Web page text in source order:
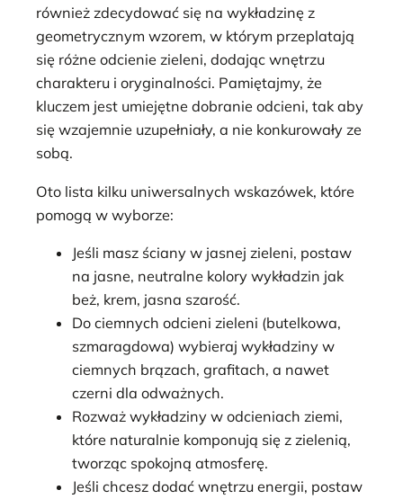
również zdecydować się na wykładzinę z
geometrycznym wzorem, w którym przeplatają
się różne odcienie zieleni, dodając wnętrzu
charakteru i oryginalności. Pamiętajmy, że
kluczem jest umiejętne dobranie odcieni, tak aby
się wzajemnie uzupełniały, a nie konkurowały ze
sobą.
Oto lista kilku uniwersalnych wskazówek, które
pomogą w wyborze:
Jeśli masz ściany w jasnej zieleni, postaw
na jasne, neutralne kolory wykładzin jak
beż, krem, jasna szarość.
Do ciemnych odcieni zieleni (butelkowa,
szmaragdowa) wybieraj wykładziny w
ciemnych brązach, grafitach, a nawet
czerni dla odważnych.
Rozważ wykładziny w odcieniach ziemi,
które naturalnie komponują się z zielenią,
tworząc spokojną atmosferę.
Jeśli chcesz dodać wnętrzu energii, postaw